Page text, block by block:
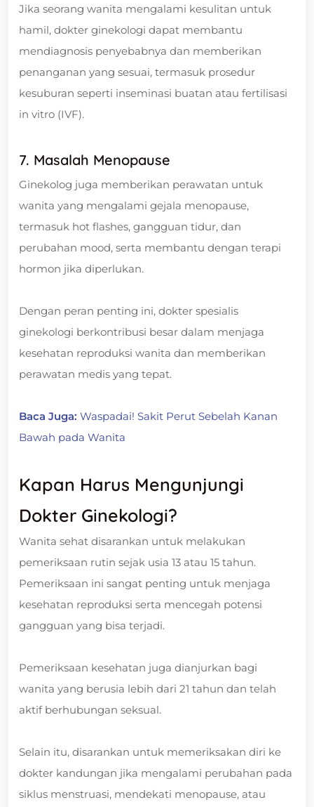
Jika seorang wanita mengalami kesulitan untuk
hamil, dokter ginekologi dapat membantu
mendiagnosis penyebabnya dan memberikan
penanganan yang sesuai, termasuk prosedur
kesuburan seperti inseminasi buatan atau fertilisasi
in vitro (IVF).
7. Masalah Menopause
Ginekolog juga memberikan perawatan untuk
wanita yang mengalami gejala menopause,
termasuk hot flashes, gangguan tidur, dan
perubahan mood, serta membantu dengan terapi
hormon jika diperlukan.
Dengan peran penting ini, dokter spesialis
ginekologi berkontribusi besar dalam menjaga
kesehatan reproduksi wanita dan memberikan
perawatan medis yang tepat.
Baca Juga: Waspadai! Sakit Perut Sebelah Kanan
Bawah pada Wanita
Kapan Harus Mengunjungi
Dokter Ginekologi?
Wanita sehat disarankan untuk melakukan
pemeriksaan rutin sejak usia 13 atau 15 tahun.
Pemeriksaan ini sangat penting untuk menjaga
kesehatan reproduksi serta mencegah potensi
gangguan yang bisa terjadi.
Pemeriksaan kesehatan juga dianjurkan bagi
wanita yang berusia lebih dari 21 tahun dan telah
aktif berhubungan seksual.
Selain itu, disarankan untuk memeriksakan diri ke
dokter kandungan jika mengalami perubahan pada
siklus menstruasi, mendekati menopause, atau